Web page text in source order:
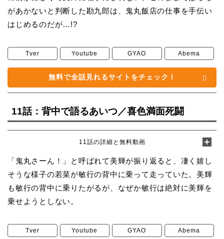
があかないと判断した勘九郎は、鬼丸飯店の仕事を手伝い
はじめるのだが…!?
Tver Youtube GYAO Abema
無料で全話見れるサイトをチェック！
11話：背中で語るあいつ／喜色満面死闘
11話の詳細と無料動画
「鬼丸さーん！」と呼ばれて美輝が振り返ると、凄く嬉し
そうな様子の若菜が敏行の背中に乗って走っていた。美輝
も敏行の背中に乗りたがるが、なぜか敏行は絶対に美輝を
乗せようとしない。
Tver Youtube GYAO Abema